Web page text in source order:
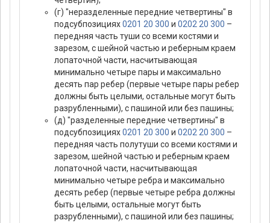
(г) "неразделенные передние четвертины" в
подсубпозициях0201 20 300 и 0202 20 300 –
передняя часть туши со всеми костями и
зарезом, с шейной частью и реберным краем
лопаточной части, насчитывающая
минимально четыре пары и максимально
десять пар ребер (первые четыре пары ребер
должны быть целыми, остальные могут быть
разрубленными), с пашиной или без пашины;
(д) "разделенные передние четвертины" в
подсубпозициях0201 20 300 и 0202 20 300 –
передняя часть полутуши со всеми костями и
зарезом, шейной частью и реберным краем
лопаточной части, насчитывающая
минимально четыре ребра и максимально
десять ребер (первые четыре ребра должны
быть целыми, остальные могут быть
разрубленными), с пашиной или без пашины;